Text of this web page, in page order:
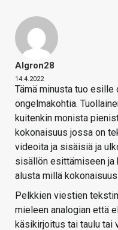
Algron28
14.4.2022
Tämä minusta tuo
ongelmakohtia.
kuitenkin monista
kokonaisuus jossa on
videoita ja sisäisiä ja
sisällön esittämiseen ja
alusta millä
Pelkkien viestien
mieleen analogian että
käsikirjoitus tai taulu tai